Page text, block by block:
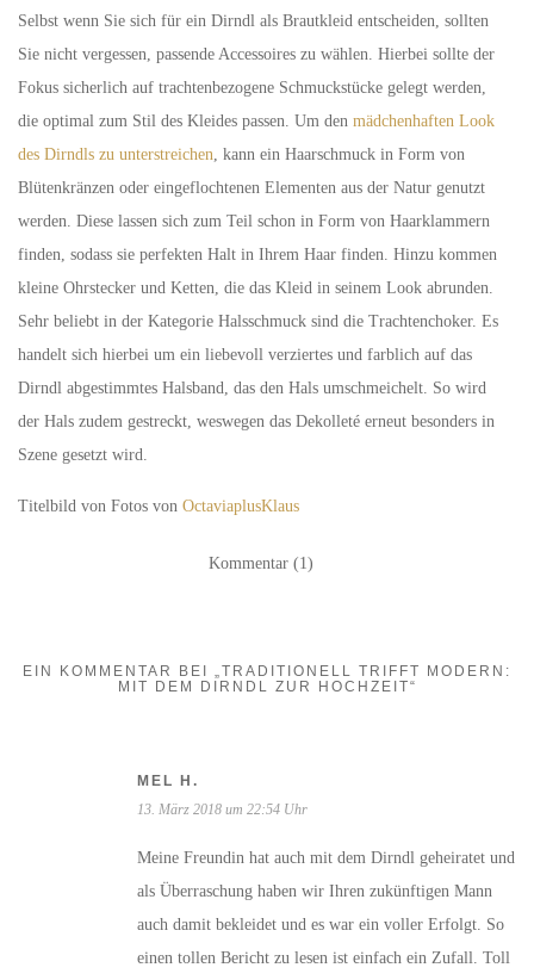
Selbst wenn Sie sich für ein Dirndl als Brautkleid entscheiden, sollten
Sie nicht vergessen, passende Accessoires zu wählen. Hierbei sollte der
Fokus sicherlich auf trachtenbezogene Schmuckstücke gelegt werden,
die optimal zum Stil des Kleides passen. Um den mädchenhaften Look
des Dirndls zu unterstreichen , kann ein Haarschmuck in Form von
Blütenkränzen oder eingeflochtenen Elementen aus der Natur genutzt
werden. Diese lassen sich zum Teil schon in Form von Haarklammern
finden, sodass sie perfekten Halt in Ihrem Haar finden. Hinzu kommen
kleine Ohrstecker und Ketten, die das Kleid in seinem Look abrunden.
Sehr beliebt in der Kategorie Halsschmuck sind die Trachtenchoker. Es
handelt sich hierbei um ein liebevoll verziertes und farblich auf das
Dirndl abgestimmtes Halsband, das den Hals umschmeichelt. So wird
der Hals zudem gestreckt, weswegen das Dekolleté erneut besonders in
Szene gesetzt wird.
Titelbild von Fotos von OctaviaplusKlaus
Kommentar (1)
EIN KOMMENTAR BEI „TRADITIONELL TRIFFT MODERN:
MIT DEM DIRNDL ZUR HOCHZEIT“
MEL H.
13. März 2018 um 22:54 Uhr
Meine Freundin hat auch mit dem Dirndl geheiratet und
als Überraschung haben wir Ihren zukünftigen Mann
auch damit bekleidet und es war ein voller Erfolgt. So
einen tollen Bericht zu lesen ist einfach ein Zufall. Toll